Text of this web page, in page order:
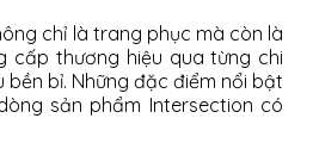
chỉ là trang phục mà còn là
cấp thương hiệu qua từng chi
bỉ. Những đặc điểm nổi bật
sản phẩm Intersection có